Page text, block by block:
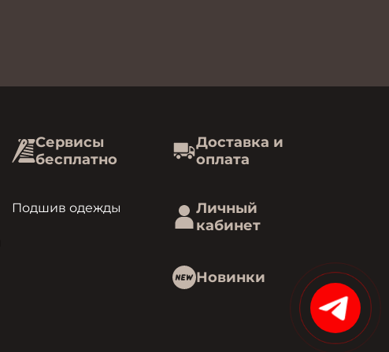
Сервисы
бесплатно
Подшив одежды
Доставка и
оплата
Личный
кабинет
Новинки
15%